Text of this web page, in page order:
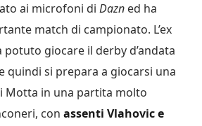
ai microfoni di Dazn ed ha
match di campionato. L’ex
giocare il derby d’andata
quindi si prepara a giocarsi una
Motta in una partita molto
con assenti Vlahovic e